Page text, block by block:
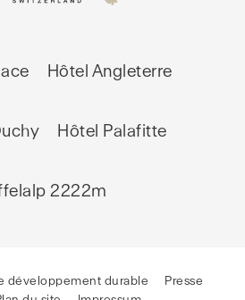
Hôtel Angleterre
Hôtel Palafitte
2222m
développement durable
Presse